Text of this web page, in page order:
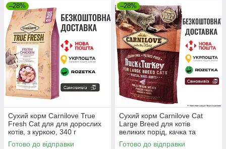
–28%
Сухий корм Carnilove True
Fresh Cat для для дорослих
котів, з куркою, 340 г
Готово до відправки
–28%
Сухий корм Carnilove Cat
Large Breed для котів
великих порід, качка та
індичка, 400 г
Готово до відправки